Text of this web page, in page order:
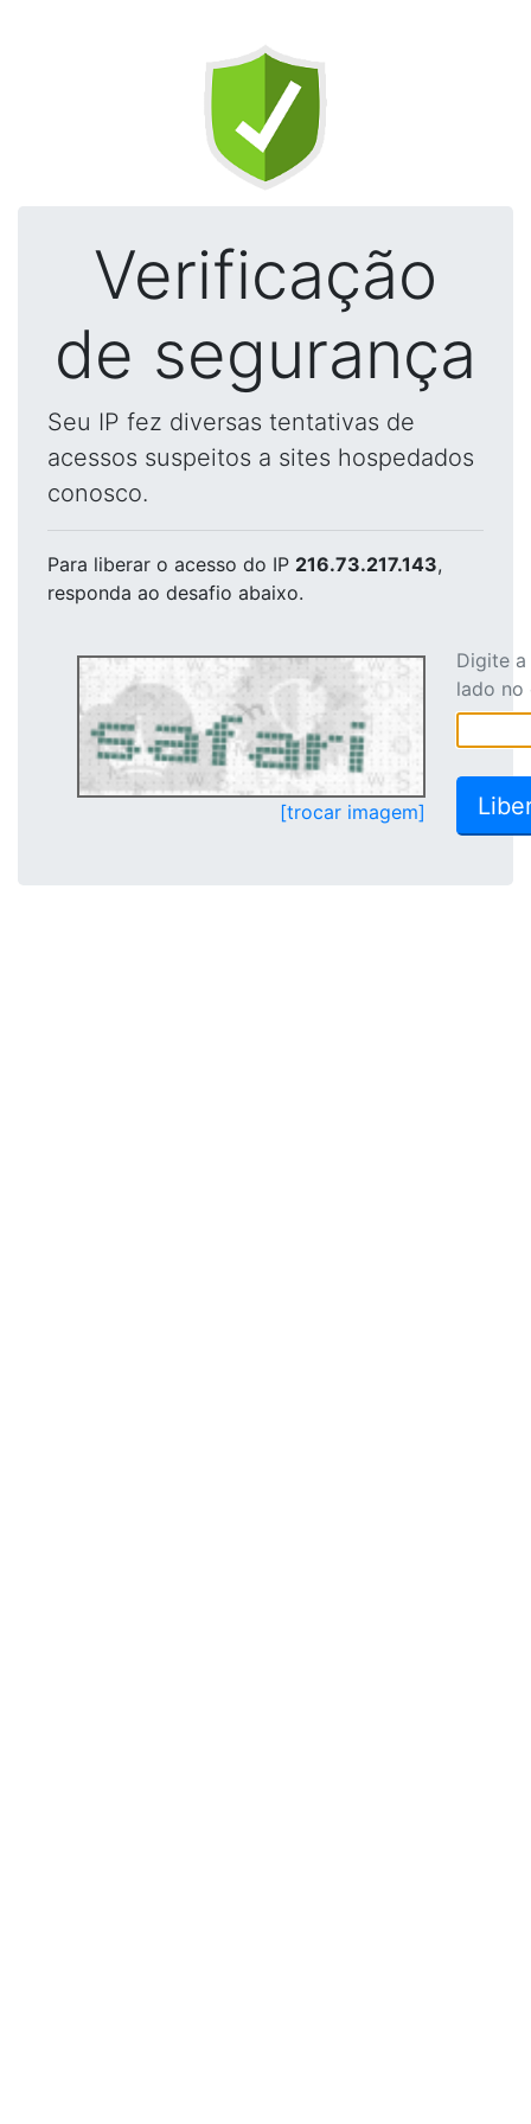
Verificação
de segurança
Seu IP fez diversas tentativas de
acessos suspeitos a sites hospedados
conosco.
Para liberar o acesso do IP 216.73.217.143,
responda ao desafio abaixo.
[trocar imagem]
Digite
lado no